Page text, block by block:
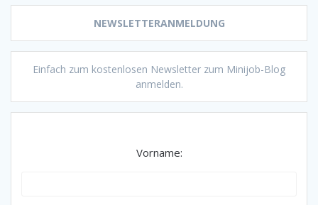
NEWSLETTERANMELDUNG
Einfach zum kostenlosen Newsletter zum Minijob-Blog
anmelden.
Vorname: